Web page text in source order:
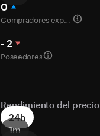
0
Compradores experimentados
- 2
Poseedores
Rendimiento del precio
24h
1m